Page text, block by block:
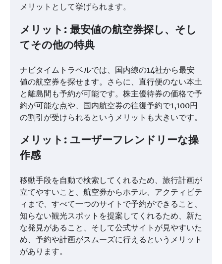
メリットとして挙げられます。
メリット: 最安値の航空券探し、そし
てその他の特典
ナビタイムトラベルでは、国内線の14社から最安
値の航空券を探せます。さらに、直行便のない本土
と離島間も予約が可能です。株主優待券の価格で予
約が可能な点や、国内航空券の往復予約で1,100円
の割引が受けられるというメリットも大きいです。
メリット: ユーザーフレンドリーな操
作感
移動手段を自動で検索してくれるため、旅行計画が
立てやすいこと、航空券からホテル、アクティビテ
ィまで、すべて一つのサイトで予約ができること、
知らない観光スポットを提案してくれるため、新た
な発見があること、そして公式サイトが見やすいた
め、予約や計画がスムーズに行えるというメリット
があります。